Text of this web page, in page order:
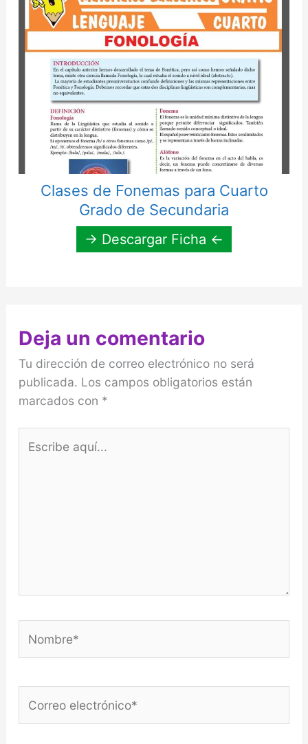
Clases de Fonemas para Cuarto
Grado de Secundaria
→ Descargar Ficha ←
Deja un comentario
Tu dirección de correo electrónico no será
publicada. Los campos obligatorios están
marcados con *
aquí...
electrónico*